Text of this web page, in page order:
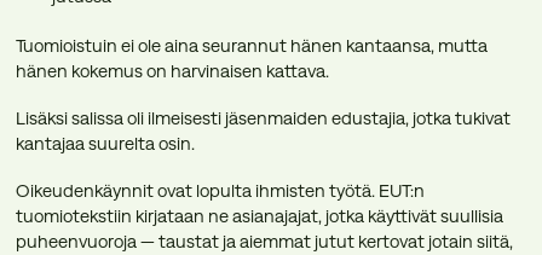
Tuomioistuin ei ole aina seurannut hänen kantaansa, mutta
hänen kokemus on harvinaisen kattava.
Lisäksi salissa oli ilmeisesti jäsenmaiden edustajia, jotka tukivat
kantajaa suurelta osin.
Oikeudenkäynnit ovat lopulta ihmisten työtä. EUT:n
tuomiotekstiin kirjataan ne asianajajat, jotka käyttivät suullisia
puheenvuoroja — taustat ja aiemmat jutut kertovat jotain siitä,